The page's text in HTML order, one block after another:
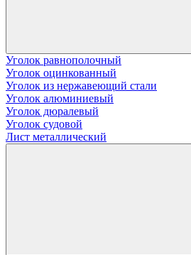
Уголок равнополочный
Уголок оцинкованный
Уголок из нержавеющий стали
Уголок алюминиевый
Уголок дюралевый
Уголок судовой
Лист металлический